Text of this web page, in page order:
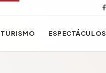
TURISMO ESPECTÁCULOS